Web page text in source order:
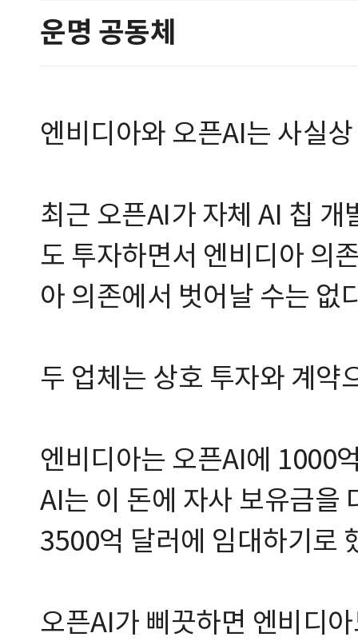
운명 공동체
엔비디아와 오픈AI는 사실
최근 오픈AI가 자체 AI 칩
도 투자하면서 엔비디아 의
아 의존에서 벗어날 수는 없
두 업체는 상호 투자와 계약
엔비디아는 오픈AI에 1000
AI는 이 돈에 자사 보유금을
3500억 달러에 임대하기로
오픈AI가 삐끗하면 엔비디